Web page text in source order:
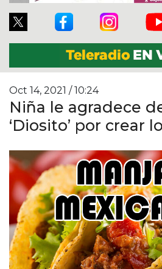
Oct 14, 2021 / 10:24
Niña le agradece
‘Diosito’ por crear